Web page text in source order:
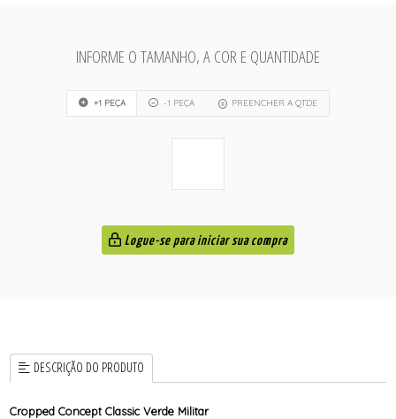
INFORME O TAMANHO, A COR E QUANTIDADE
+1 PEÇA -1 PEÇA PREENCHER A QTDE
Logue-se para iniciar sua compra
DESCRIÇÃO DO PRODUTO
Cropped Concept Classic Verde Militar